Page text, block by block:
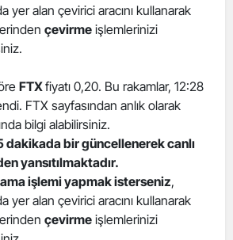
yer alan çevirici aracını kullanarak
çevirme işlemlerinizi
FTXfiyatı 0,20. Bu rakamlar, 12:28
FTX sayfasından anlık olarak
bilgi alabilirsiniz.
dakikada bir güncellenerek canlı
yansıtılmaktadır.
işlemi yapmak isterseniz,
yer alan çevirici aracını kullanarak
çevirme işlemlerinizi